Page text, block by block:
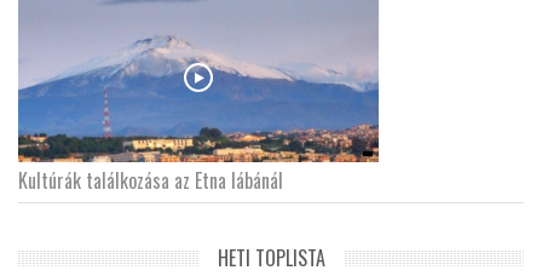
Kultúrák találkozása az Etna lábánál
HETI TOPLISTA